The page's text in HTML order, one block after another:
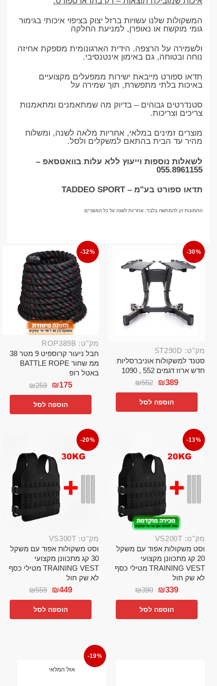
המשקולות שלנו עשויות ברזל יצוק בציפוי איכותי בגימור
גומי מוקשח או נאופרן, למניעת החלקה
ולשמירה על הרצפה. הידית הארגונומית מספקת אחיזה
נוחה ובטוחה, גם באימון אינטנסיבי.
תדאו ספורט מייבאת ישירות ממפעלים מקצועיים
באיכות בלתי מתפשרת, תוך שמירה על
סטנדרטים גבוהים – בדיוק מה שמתאמנים ומתאמנות
צריכים וצריכות.
מוצרים זמינים במלאי, אחריות מלאה לשנה, ומשלוח
מהיר עד הבית בהתאם למשקלים ולסל.
לשאלות נוספות וייעוץ ללא עלות בוואטסאפ –
055.8961155
תדאו ספורט בע"מ – TADDEO SPORT
התמונות הן להמחשה בלבד, אחריות לשנה על כל המוצרים
-30%
מק"ט: ST290D
סטנד למשקולות אוניברסליות
חדש ארוז דגמים 552 , 1090
₪552 ₪389
הוספה לסל
-32%
מק"ט: ROP389B
חבל ניעור קרוספיט 9 מטר 38
ממ שחור BATTLE ROPE
באטל רופ
₪259 ₪175
הוספה לסל
-13%
מק"ט: VS200T
וסט משקולות אפוד עם משקל
20 קג מתכוונן מקצועי
TRAINING VEST מטילי כסף
לא שק חול
₪390 ₪339
הוספה לסל
-20%
מק"ט: VS300T
וסט משקולות אפוד עם משקל
30 קג מתכוונן מקצועי
TRAINING VEST מטילי כסף
לא שק חול
₪559 ₪449
הוספה לסל
-19%
אזל המלאי